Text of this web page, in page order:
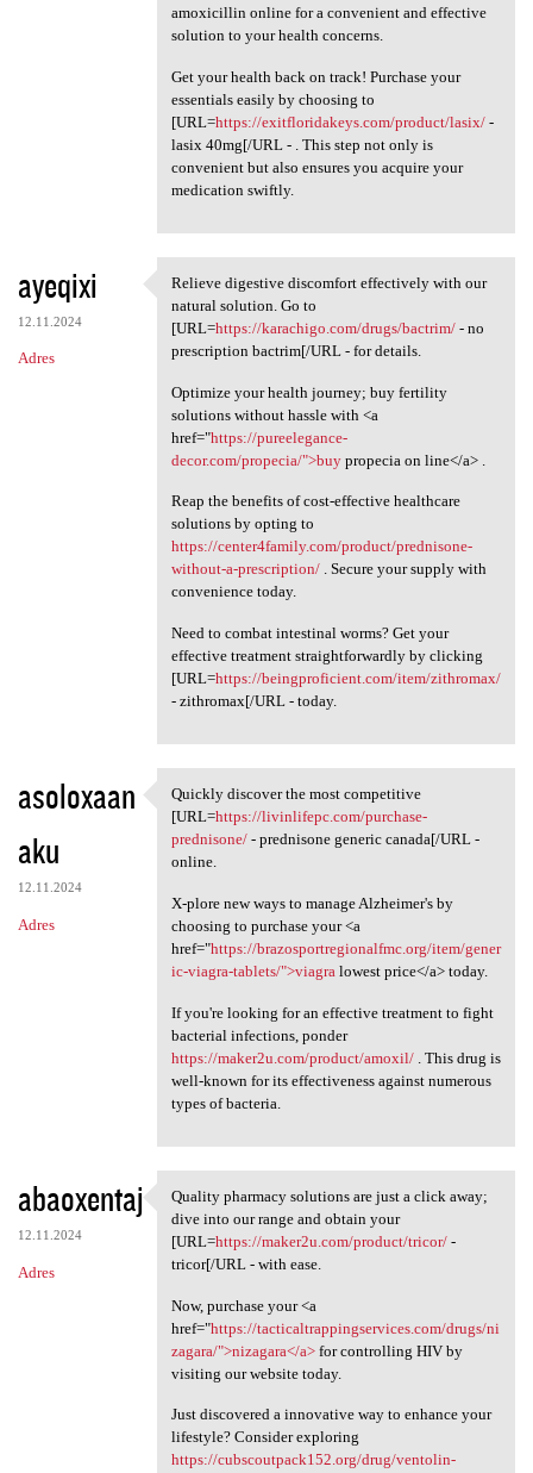
amoxicillin online for a convenient and effective
solution to your health concerns.
Get your health back on track! Purchase your
essentials easily by choosing to
[URL=https://exitfloridakeys.com/product/lasix/-
lasix 40mg[/URL - . This step not only is
convenient but also ensures you acquire your
medication swiftly.
ayeqixi
12.11.2024
Adres
Relieve digestive discomfort
Relieve digestive discomfort effectively with our
natural solution. Go to
[URL=https://karachigo.com/drugs/bactrim/- no
prescription bactrim[/URL - for details.
Optimize your health journey; buy fertility
solutions without hassle with <a
href="https://pureelegance-
decor.com/propecia/">buypropecia on line</a> .
Reap the benefits of cost-effective healthcare
solutions by opting to
https://center4family.com/product/prednisone-
without-a-prescription/. Secure your supply with
convenience today.
Need to combat intestinal worms? Get your
effective treatment straightforwardly by clicking
[URL=https://beingproficient.com/item/zithromax/
- zithromax[/URL - today.
asoloxaan
aku
12.11.2024
Adres
Quickly discover the most
Quickly discover the most competitive
[URL=https://livinlifepc.com/purchase-
prednisone/- prednisone generic canada[/URL -
online.
X-plore new ways to manage Alzheimer's by
choosing to purchase your <a
href="https://brazosportregionalfmc.org/item/gener
ic-viagra-tablets/">viagralowest price</a> today.
If you're looking for an effective treatment to fight
bacterial infections, ponder
https://maker2u.com/product/amoxil/. This drug is
well-known for its effectiveness against numerous
types of bacteria.
abaoxentaj
12.11.2024
Adres
Quality pharmacy solutions
Quality pharmacy solutions are just a click away;
dive into our range and obtain your
[URL=https://maker2u.com/product/tricor/-
tricor[/URL - with ease.
Now, purchase your <a
href="https://tacticaltrappingservices.com/drugs/ni
zagara/">nizagara</a>for controlling HIV by
visiting our website today.
Just discovered a innovative way to enhance your
lifestyle? Consider exploring
https://cubscoutpack152.org/drug/ventolin-